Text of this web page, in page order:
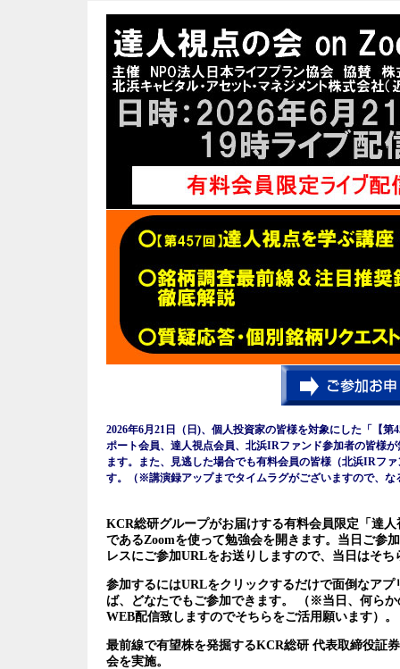
2026年6月21日（日)、個人投資家の皆様を対象にした「【
ポート会員、達人視点会員、北浜IRファンド参加者の皆様
ます。また、見逃した場合でも有料会員の皆様（北浜IRフ
す。（※講演録アップまでタイムラグがございますので、な
KCR総研グループがお届けする有料会員限定「達
であるZoomを使って勉強会を開きます。当日ご参
レスにご参加URLをお送りしますので、当日はそち
参加するにはURLをクリックするだけで面倒なア
ば、どなたでもご参加できます。 （※当日、何ら
WEB配信致しますのでそちらをご活用願います）。
最前線で有望株を発掘するKCR総研 代表取締役証
会を実施。